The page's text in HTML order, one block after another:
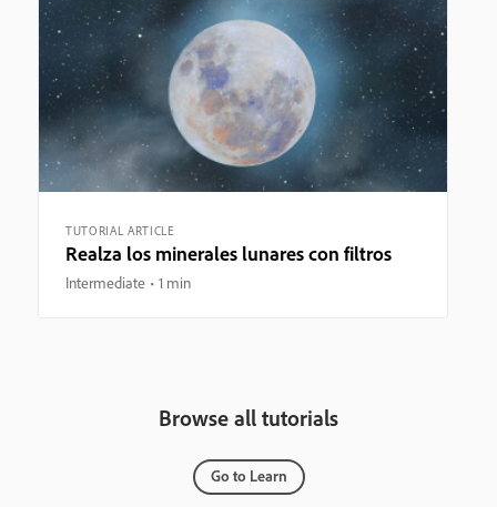
TUTORIAL ARTICLE
Realza los minerales lunares con filtros
Intermediate 1 min
Browse all tutorials
Go to Learn